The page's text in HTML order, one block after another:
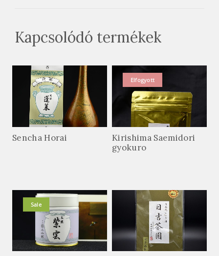
Kapcsolódó termékek
Sencha Horai
Elfogyott
Kirishima Saemidori
gyokuro
Sale